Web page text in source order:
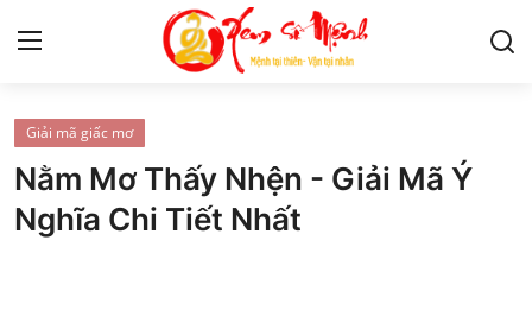
Tử Vi
Kiến Thức
Giải mã giấc mơ
Nằm Mơ Thấy Nhện - Giải Mã Ý
Nghĩa Chi Tiết Nhất